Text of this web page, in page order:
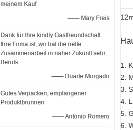
meinem Kauf
—— Mary Freis
Dank für Ihre kindly Gastfreundschaft.
Ihre Firma ist, wir hat die nette
Zusammenarbeit in naher Zukunft sehr
Berufs.
—— Duarte Morgado
Gutes Verpacken, empfangener
Produktbrunnen
—— Antonio Romero
1.
2.
3.
4.
5.
6.